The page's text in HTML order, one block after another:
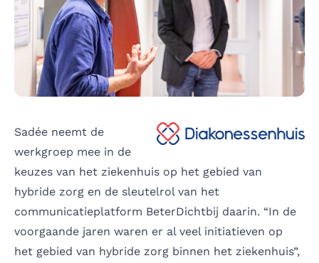
Sadée neemt de
werkgroep mee in de
keuzes van het ziekenhuis op het gebied van
hybride zorg en de sleutelrol van het
communicatieplatform BeterDichtbij daarin. “In de
voorgaande jaren waren er al veel initiatieven op
het gebied van hybride zorg binnen het ziekenhuis”,